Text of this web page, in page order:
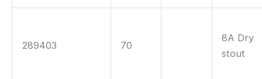
289403 70
8A Dry
stout